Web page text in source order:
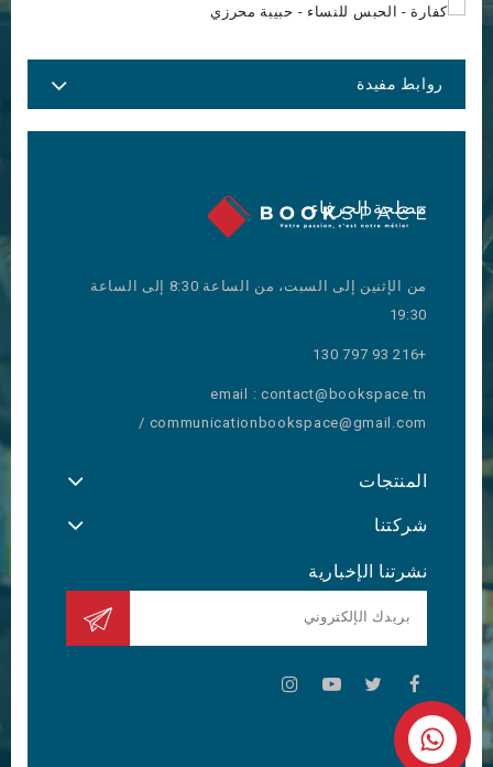
روابط مفيدة
مصلحة الحرفاء
من الإثنين إلى السبت، من الساعة 8:30 إلى الساعة
19:30
+216 93 797 130
email : contact@bookspace.tn
/ communicationbookspace@gmail.com
المنتجات
شركتنا
نشرتنا الإخبارية